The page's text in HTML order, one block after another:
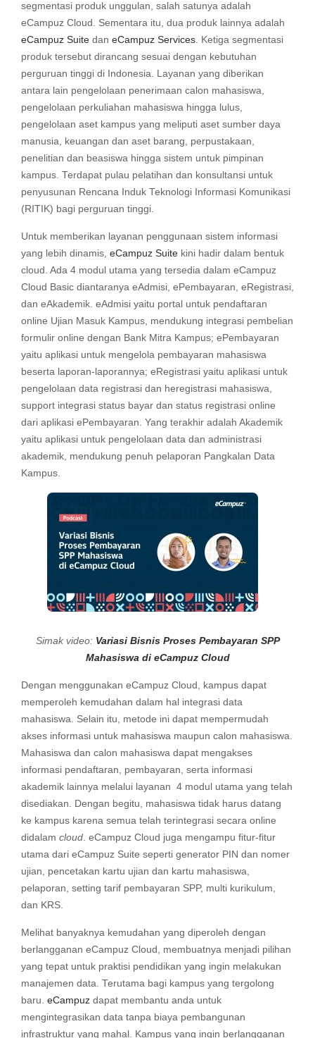
segmentasi produk unggulan, salah satunya adalah
eCampuz Cloud. Sementara itu, dua produk lainnya adalah
eCampuz Suite dan eCampuz Services. Ketiga segmentasi
produk tersebut dirancang sesuai dengan kebutuhan
perguruan tinggi di Indonesia. Layanan yang diberikan
antara lain pengelolaan penerimaan calon mahasiswa,
pengelolaan perkuliahan mahasiswa hingga lulus,
pengelolaan aset kampus yang meliputi aset sumber daya
manusia, keuangan dan aset barang, perpustakaan,
penelitian dan beasiswa hingga sistem untuk pimpinan
kampus. Terdapat pulau pelatihan dan konsultansi untuk
penyusunan Rencana Induk Teknologi Informasi Komunikasi
(RITIK) bagi perguruan tinggi.
Untuk memberikan layanan penggunaan sistem informasi
yang lebih dinamis, eCampuz Suite kini hadir dalam bentuk
cloud. Ada 4 modul utama yang tersedia dalam eCampuz
Cloud Basic diantaranya eAdmisi, ePembayaran, eRegistrasi,
dan eAkademik. eAdmisi yaitu portal untuk pendaftaran
online Ujian Masuk Kampus, mendukung integrasi pembelian
formulir online dengan Bank Mitra Kampus; ePembayaran
yaitu aplikasi untuk mengelola pembayaran mahasiswa
beserta laporan-laporannya; eRegistrasi yaitu aplikasi untuk
pengelolaan data registrasi dan heregistrasi mahasiswa,
support integrasi status bayar dan status registrasi online
dari aplikasi ePembayaran. Yang terakhir adalah Akademik
yaitu aplikasi untuk pengelolaan data dan administrasi
akademik, mendukung penuh pelaporan Pangkalan Data
Kampus.
Simak video: Variasi Bisnis Proses Pembayaran SPP
Mahasiswa di eCampuz Cloud
Dengan menggunakan eCampuz Cloud, kampus dapat
memperoleh kemudahan dalam hal integrasi data
mahasiswa. Selain itu, metode ini dapat mempermudah
akses informasi untuk mahasiswa maupun calon mahasiswa.
Mahasiswa dan calon mahasiswa dapat mengakses
informasi pendaftaran, pembayaran, serta informasi
akademik lainnya melalui layanan 4 modul utama yang telah
disediakan. Dengan begitu, mahasiswa tidak harus datang
ke kampus karena semua telah terintegrasi secara online
didalam cloud. eCampuz Cloud juga mengampu fitur-fitur
utama dari eCampuz Suite seperti generator PIN dan nomer
ujian, pencetakan kartu ujian dan kartu mahasiswa,
pelaporan, setting tarif pembayaran SPP, multi kurikulum,
dan KRS.
Melihat banyaknya kemudahan yang diperoleh dengan
berlangganan eCampuz Cloud, membuatnya menjadi pilihan
yang tepat untuk praktisi pendidikan yang ingin melakukan
manajemen data. Terutama bagi kampus yang tergolong
baru. eCampuz dapat membantu anda untuk
mengintegrasikan data tanpa biaya pembangunan
infrastruktur yang mahal. Kampus yang ingin berlangganan